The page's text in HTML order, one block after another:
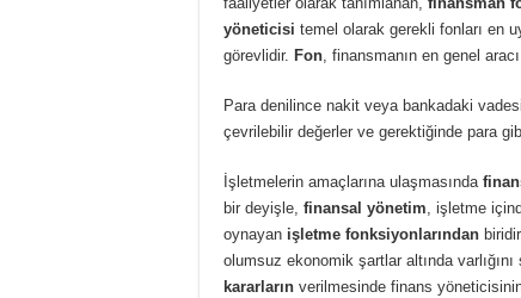
yöneticisi temel olarak gerekli fonları en
görevlidir. Fon, finansmanın en genel
Para denilince nakit veya bankadaki
çevrilebilir değerler ve gerektiğinde para
İşletmelerin amaçlarına ulaşmasında
bir deyişle, finansal yönetim, işletme
oynayan işletme fonksiyonlarından
olumsuz ekonomik şartlar altında
kararların verilmesinde finans